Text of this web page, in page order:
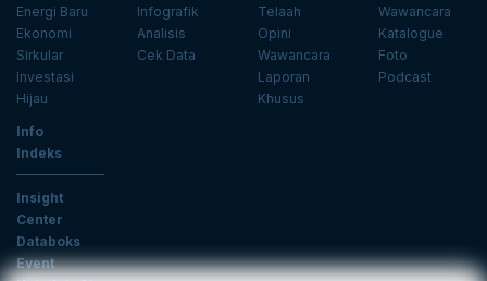
Energi Baru
Ekonomi
Sirkular
Investasi
Hijau
Infografik
Analisis
Cek Data
Telaah
Opini
Wawancara
Laporan
Khusus
Wawancara
Katalogue
Foto
Podcast
Info
Indeks
Insight
Center
Databoks
Event